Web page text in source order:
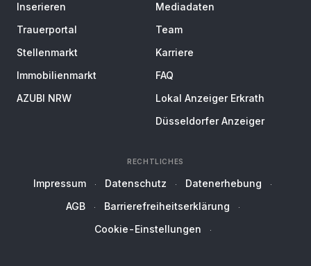
Inserieren
Trauerportal
Stellenmarkt
Immobilienmarkt
AZUBI NRW
Mediadaten
Team
Karriere
FAQ
Lokal Anzeiger Erkrath
Düsseldorfer Anzeiger
RECHTLICHES
Impressum Datenschutz
Datenerhebung
AGB
Barrierefreiheitserklärung
Cookie-Einstellungen